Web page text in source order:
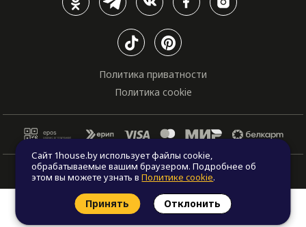
Политика приватности
Политика cookie
© Все права защищены. "One house", 2011 - 2026
Заказать звонок Найти проект
Сайт 1house.by использует файлы cookie,
обрабатываемые вашим браузером. Подробнее об
этом вы можете узнать вПолитике cookie.
Принять Отклонить